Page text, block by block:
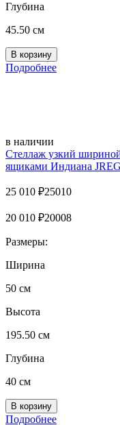
Глубина
45.50 см
Подробнее
в наличии
Стеллаж узкий
ящиками Индиана
25 010 ₽25010
20 010 ₽20008
Размеры:
Ширина
50 см
Высота
195.50 см
Глубина
40 см
Подробнее